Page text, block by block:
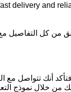
من كل التفاصيل مع
أنك تتواصل
من خلال نموذج